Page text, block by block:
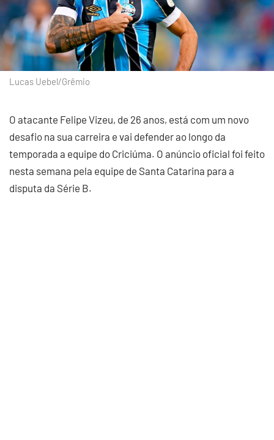
Lucas Uebel/Grêmio
O atacante Felipe Vizeu, de 26 anos, está com um novo
desafio na sua carreira e vai defender ao longo da
temporada a equipe do Criciúma. O anúncio oficial foi feito
nesta semana pela equipe de Santa Catarina para a
disputa da Série B.